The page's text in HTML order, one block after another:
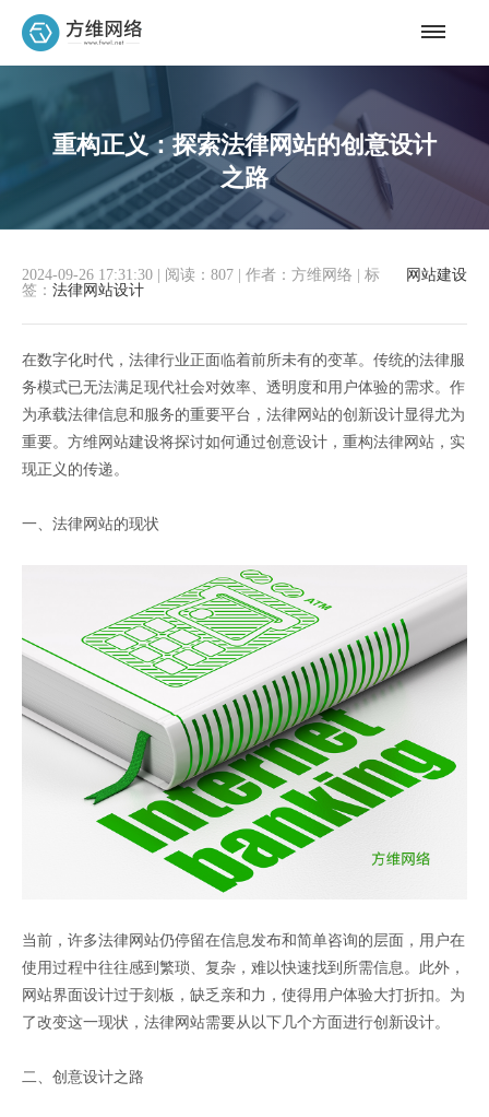
重构正义：探索法律网站的创意设计
之路
网站建设
2024-09-26 17:31:30 阅读：807 作者：方维网络
标
签： 法律网站设计
在数字化时代，法律行业正面临着前所未有的变革。传统的法律服
务模式已无法满足现代社会对效率、透明度和用户体验的需求。作
为承载法律信息和服务的重要平台，法律网站的创新设计显得尤为
重要。方维网站建设将探讨如何通过创意设计，重构法律网站，实
现正义的传递。
一、法律网站的现状
当前，许多法律网站仍停留在信息发布和简单咨询的层面，用户在
使用过程中往往感到繁琐、复杂，难以快速找到所需信息。此外，
网站界面设计过于刻板，缺乏亲和力，使得用户体验大打折扣。为
了改变这一现状，法律网站需要从以下几个方面进行创新设计。
二、创意设计之路